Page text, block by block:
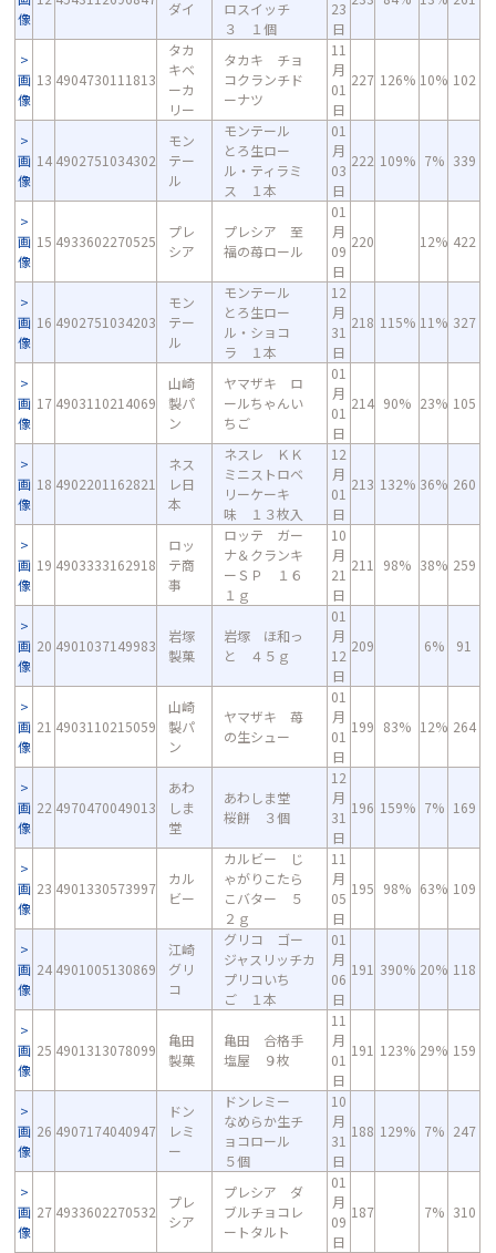
像
ダイ
ロスイッチ
３ １個
23
日
画
像
13 4904730111813
タカ
キベ
ーカ
リー
タカキ チョ
コクランチド
ーナツ
11
月
01
日
227 126% 10% 102
画
像
14 4902751034302
モン
テー
ル
モンテール
とろ生ロー
ル・ティラミ
ス １本
01
月
03
日
222 109% 7% 339
画
像
15 4933602270525
プレ
シア
プレシア 至
福の苺ロール
01
月
09
日
220 12% 422
画
像
16 4902751034203
モン
テー
ル
モンテール
とろ生ロー
ル・ショコ
ラ １本
12
月
31
日
218 115% 11% 327
画
像
17 4903110214069
山崎
製パ
ン
ヤマザキ ロ
ールちゃんい
ちご
01
月
01
日
214 90% 23% 105
画
像
18 4902201162821
ネス
レ日
本
ネスレ ＫＫ
ミニストロベ
リーケーキ
味 １３枚入
12
月
01
日
213 132% 36% 260
画
像
19 4903333162918
ロッ
テ商
事
ロッテ ガー
ナ＆クランキ
ーＳＰ １６
１ｇ
10
月
21
日
211 98% 38% 259
画
像
20 4901037149983
岩塚
製菓
岩塚 ほ和っ
と ４５ｇ
01
月
12
日
209 6% 91
画
像
21 4903110215059
山崎
製パ
ン
ヤマザキ 苺
の生シュー
01
月
01
日
199 83% 12% 264
画
像
22 4970470049013
あわ
しま
堂
あわしま堂
桜餅 ３個
12
月
31
日
196 159% 7% 169
画
像
23 4901330573997
カル
ビー
カルビー じ
ゃがりこたら
こバター ５
２ｇ
11
月
05
日
195 98% 63% 109
画
像
24 4901005130869
江崎
グリ
コ
グリコ ゴー
ジャスリッチカ
プリコいち
ご １本
01
月
06
日
191 390% 20% 118
画
像
25 4901313078099
亀田
製菓
亀田 合格手
塩屋 ９枚
11
月
01
日
191 123% 29% 159
画
像
26 4907174040947
ドン
レミ
ー
ドンレミー
なめらか生チ
ョコロール
５個
10
月
31
日
188 129% 7% 247
画
像
27 4933602270532
プレ
シア
プレシア ダ
ブルチョコレ
ートタルト
01
月
09
日
187 7% 310